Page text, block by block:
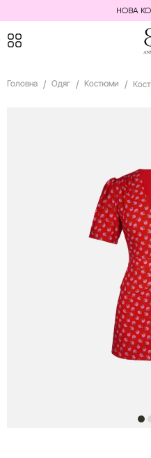
НОВА
Головна Одяг Костюми